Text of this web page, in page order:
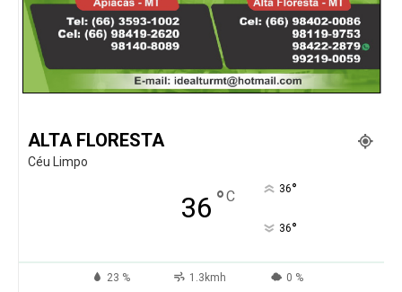
ALTA FLORESTA
Céu Limpo
36 °C 36°
36°
23 % 1.3kmh 0 %